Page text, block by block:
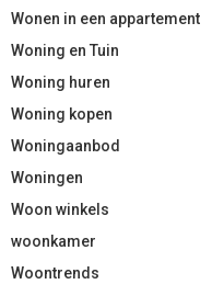
Wonen in een appartement
Woning en Tuin
Woning huren
Woning kopen
Woningaanbod
Woningen
Woon winkels
woonkamer
Woontrends